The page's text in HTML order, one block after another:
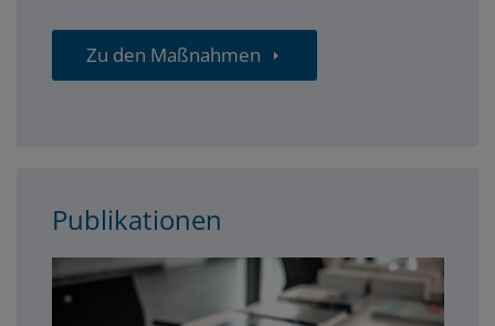
Zu den Maßnahmen
Publikationen